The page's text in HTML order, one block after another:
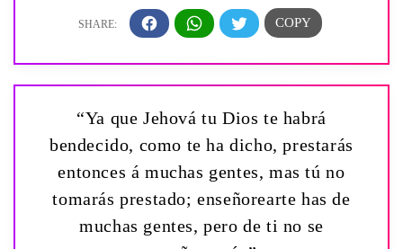
“Ya que Jehová tu Dios te habrá
bendecido, como te ha dicho, prestarás
entonces á muchas gentes, mas tú no
tomarás prestado; enseñorearte has de
muchas gentes, pero de ti no se